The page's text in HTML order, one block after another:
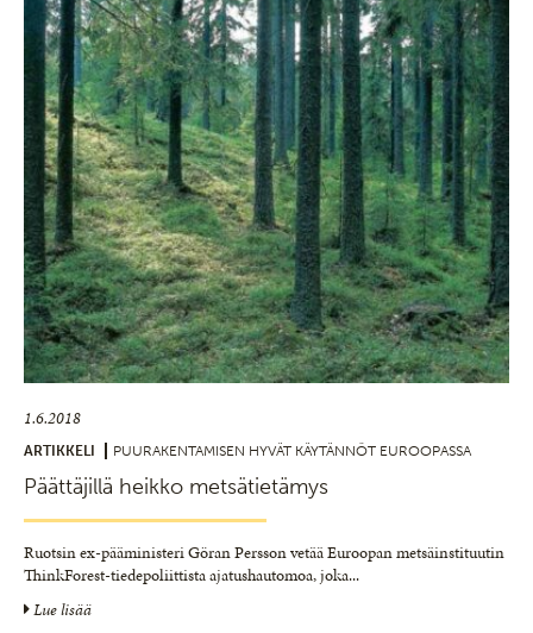
1.6.2018
ARTIKKELI PUURAKENTAMISEN HYVÄT KÄYTÄNNÖT EUROOPASSA
Päättäjillä heikko metsätietämys
Ruotsin ex-pääministeri Göran Persson vetää Euroopan metsäinstituutin
ThinkForest-tiedepoliittista ajatushautomoa, joka...
Lue lisää